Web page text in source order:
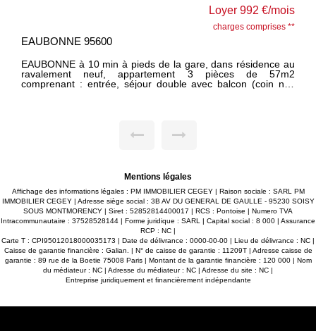
dans résidence au
de 57m2
balcon (coin nuit
HAUT MONTMORENCY, dans petite
ravalement récent, au second et dernier
comprenant : entrée, double séjour,
annuelle. Honoraires d'agence 848.64 euros dont 195.84
Mentions légales
Affichage des informations légales : PM IMMOBILIER CEGEY | Raison sociale : SARL PM
IMMOBILIER CEGEY | Adresse siège social : 3B AV DU GENERAL DE GAULLE - 95230 SOISY
SOUS MONTMORENCY | Siret : 52852814400017 | RCS : Pontoise | Numero TVA
Intracommunautaire : 37528528144 | Forme juridique : SARL | Capital social : 8 000 | Assurance
RCP : NC |
Carte T : CPI95012018000035173 | Date de délivrance : 0000-00-00 | Lieu de délivrance : NC |
Caisse de garantie financière : Galian. | N° de caisse de garantie : 11209T | Adresse caisse de
garantie : 89 rue de la Boetie 75008 Paris | Montant de la garantie financière : 120 000 | Nom
du médiateur : NC | Adresse du médiateur : NC | Adresse du site : NC |
Entreprise juridiquement et financièrement indépendante